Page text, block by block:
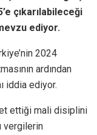
çıkarılabileceği
ediyor.
2024
ardından
iddia ediyor.
ettiği mali disiplini
vergilerin